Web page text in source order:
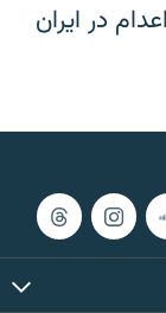
در ایران